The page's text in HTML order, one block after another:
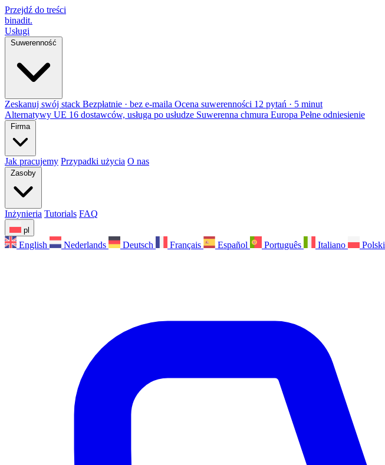
Przejdź do treści
binadit.
Usługi
Suwerenność
Zeskanuj swój stack Bezpłatnie · bez e-maila Ocena suwerenności 12 pytań · 5 minut
Alternatywy UE 16 dostawców, usługa po usłudze Suwerenna chmura Europa Pełne odniesienie
Firma
Jak pracujemy Przypadki użycia O nas
Zasoby
Inżynieria Tutorials FAQ
pl
English Nederlands Deutsch Français Español Português Italiano Polski